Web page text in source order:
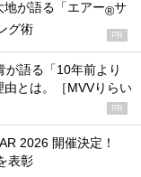
が語る「エアー®サ
グ術 PR
が語る「10年前より
とは。［MVVりらい
PR
2026 開催決定！
表彰